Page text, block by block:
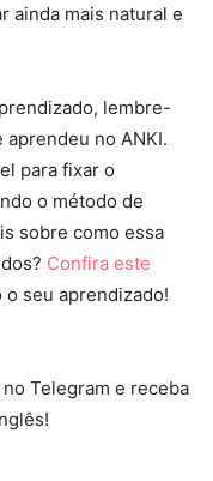
ainda mais natural e
lembre-
no ANKI.
para fixar o
o método de
sobre como essa
Confira este
seu aprendizado!
Telegram e receba